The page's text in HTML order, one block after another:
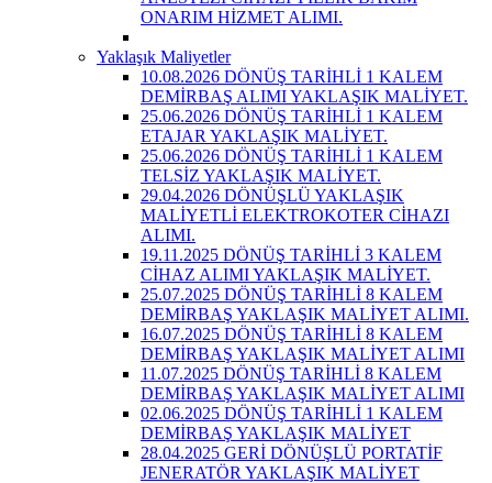
ONARIM HİZMET ALIMI.
Yaklaşık Maliyetler
10.08.2026 DÖNÜŞ TARİHLİ 1 KALEM
DEMİRBAŞ ALIMI YAKLAŞIK MALİYET.
25.06.2026 DÖNÜŞ TARİHLİ 1 KALEM
ETAJAR YAKLAŞIK MALİYET.
25.06.2026 DÖNÜŞ TARİHLİ 1 KALEM
TELSİZ YAKLAŞIK MALİYET.
29.04.2026 DÖNÜŞLÜ YAKLAŞIK
MALİYETLİ ELEKTROKOTER CİHAZI
ALIMI.
19.11.2025 DÖNÜŞ TARİHLİ 3 KALEM
CİHAZ ALIMI YAKLAŞIK MALİYET.
25.07.2025 DÖNÜŞ TARİHLİ 8 KALEM
DEMİRBAŞ YAKLAŞIK MALİYET ALIMI.
16.07.2025 DÖNÜŞ TARİHLİ 8 KALEM
DEMİRBAŞ YAKLAŞIK MALİYET ALIMI
11.07.2025 DÖNÜŞ TARİHLİ 8 KALEM
DEMİRBAŞ YAKLAŞIK MALİYET ALIMI
02.06.2025 DÖNÜŞ TARİHLİ 1 KALEM
DEMİRBAŞ YAKLAŞIK MALİYET
28.04.2025 GERİ DÖNÜŞLÜ PORTATİF
JENERATÖR YAKLAŞIK MALİYET